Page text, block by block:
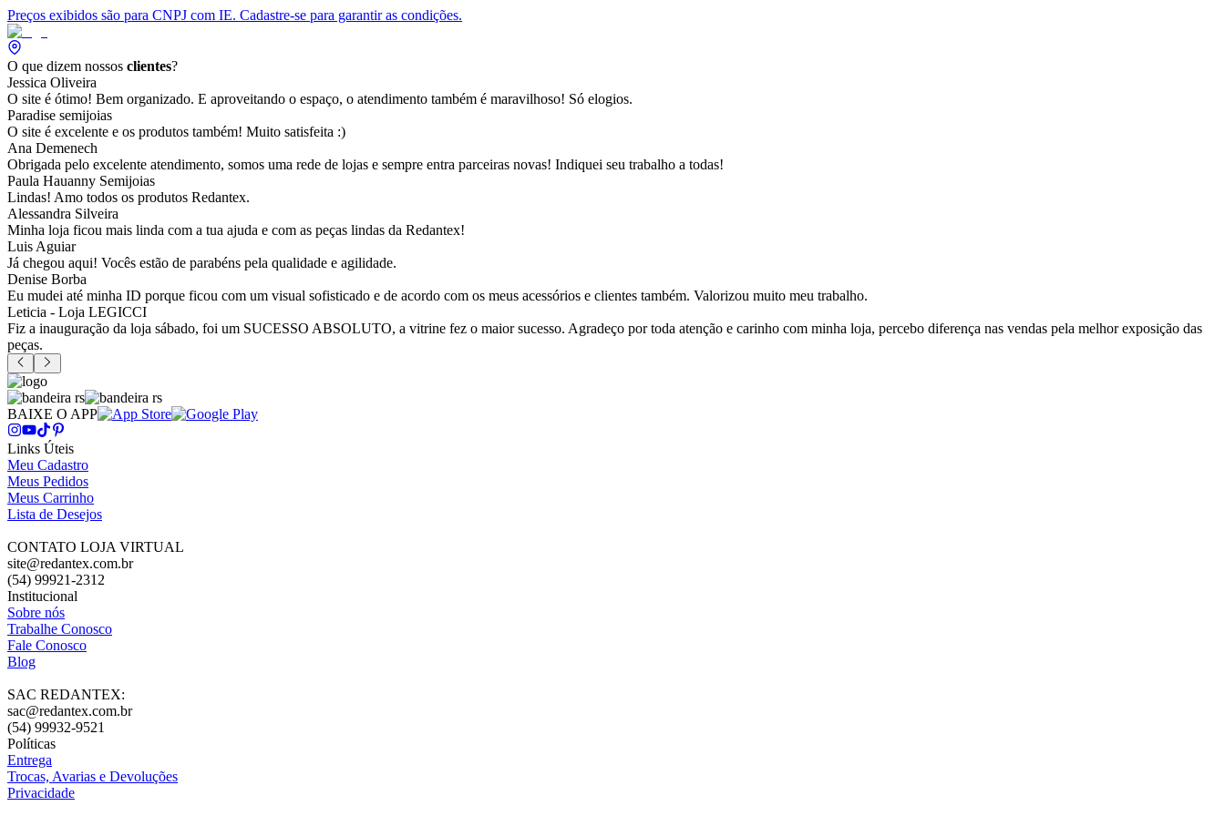
Preços exibidos são para CNPJ com IE. Cadastre-se para garantir as condições.
O que dizem nossos clientes?
Jessica Oliveira
O site é ótimo! Bem organizado. E aproveitando o espaço, o atendimento também é maravilhoso! Só elogios.
Paradise semijoias
O site é excelente e os produtos também! Muito satisfeita :)
Ana Demenech
Obrigada pelo excelente atendimento, somos uma rede de lojas e sempre entra parceiras novas! Indiquei seu trabalho a todas!
Paula Hauanny Semijoias
Lindas! Amo todos os produtos Redantex.
Alessandra Silveira
Minha loja ficou mais linda com a tua ajuda e com as peças lindas da Redantex!
Luis Aguiar
Já chegou aqui! Vocês estão de parabéns pela qualidade e agilidade.
Denise Borba
Eu mudei até minha ID porque ficou com um visual sofisticado e de acordo com os meus acessórios e clientes também. Valorizou muito meu trabalho.
Leticia - Loja LEGICCI
Fiz a inauguração da loja sábado, foi um SUCESSO ABSOLUTO, a vitrine fez o maior sucesso. Agradeço por toda atenção e carinho com minha loja, percebo diferença nas vendas pela melhor exposição das
peças.
BAIXE O APP
Links Úteis
Meu Cadastro
Meus Pedidos
Meus Carrinho
Lista de Desejos
CONTATO LOJA VIRTUAL
site@redantex.com.br
(54) 99921-2312
Institucional
Sobre nós
Trabalhe Conosco
Fale Conosco
Blog
SAC REDANTEX:
sac@redantex.com.br
(54) 99932-9521
Políticas
Entrega
Trocas, Avarias e Devoluções
Privacidade